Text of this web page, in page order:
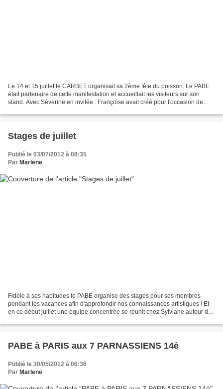
Le 14 et 15 juillet le CARBET organisait sa 2ème fête du poisson. Le PABE
était partenaire de cette manifestation et accueillait les visiteurs sur son
stand. Avec Séverine en invitée : Françoise avait créé pour l'occasion de
Stages de juillet
Publié le 03/07/2012 à 08:35
Par Marlene
Fidèle à ses habitudes le PABE organise des stages pour ses membres
pendant les vacances afin d'approfondir nos connaissances artistiques ! Et
en ce début juillet une équipe concentrée se réunit chez Sylviane autour de
PABE à PARIS aux 7 PARNASSIENS 14è
Publié le 30/05/2012 à 06:36
Par Marlene